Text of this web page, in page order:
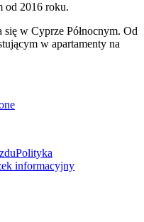
od 2016 roku.
w Cyprze Północnym. Od
w apartamenty na
Polityka
informacyjny